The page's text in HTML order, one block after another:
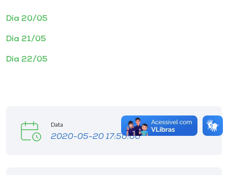
Dia 20/05
Dia 21/05
Dia 22/05
Data
2020-05-20 17:50:00